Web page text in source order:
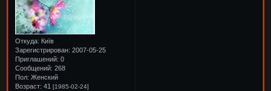
Откуда: Київ
Зарегистрирован: 2007-05-25
Приглашений: 0
Сообщений: 268
Пол: Женский
Возраст: 41[1985-02-24]